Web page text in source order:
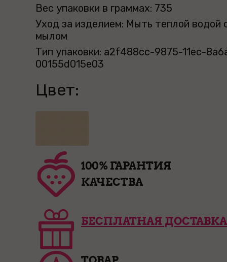
Вес упаковки в граммах: 735
Уход за изделием: Мыть теплой водой
мылом
Тип упаковки: a2f488cc-9875-11ec-
00155d015e03
Цвет:
100% ГАРАНТИЯ
КАЧЕСТВА
БЕСПЛАТНАЯ ДОСТАВКА